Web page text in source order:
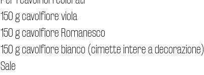
150 g cavolfiore viola
150 g cavolfiore Romanesco
150 g cavolfiore bianco (cimette intere a decorazione)
Sale